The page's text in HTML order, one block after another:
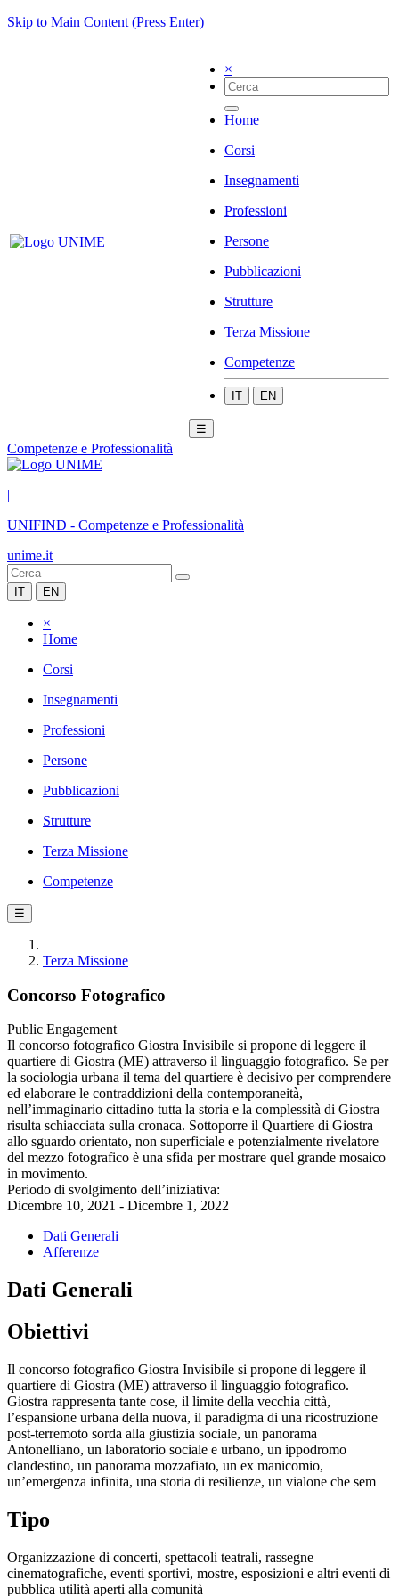
Skip to Main Content (Press Enter)
×
Home
Corsi
Insegnamenti
Professioni
Persone
Pubblicazioni
Strutture
Terza Missione
Competenze
IT EN
☰
Competenze e Professionalità
|
UNIFIND - Competenze e Professionalità
unime.it
IT EN
×
Home
Corsi
Insegnamenti
Professioni
Persone
Pubblicazioni
Strutture
Terza Missione
Competenze
☰
Terza Missione
Concorso Fotografico
Public Engagement
Il concorso fotografico Giostra Invisibile si propone di leggere il
quartiere di Giostra (ME) attraverso il linguaggio fotografico. Se per
la sociologia urbana il tema del quartiere è decisivo per comprendere
ed elaborare le contraddizioni della contemporaneità,
nell’immaginario cittadino tutta la storia e la complessità di Giostra
risulta schiacciata sulla cronaca. Sottoporre il Quartiere di Giostra
allo sguardo orientato, non superficiale e potenzialmente rivelatore
del mezzo fotografico è una sfida per mostrare quel grande mosaico
in movimento.
Periodo di svolgimento dell’iniziativa:
Dicembre 10, 2021 - Dicembre 1, 2022
Dati Generali
Afferenze
Dati Generali
Obiettivi
Il concorso fotografico Giostra Invisibile si propone di leggere il
quartiere di Giostra (ME) attraverso il linguaggio fotografico.
Giostra rappresenta tante cose, il limite della vecchia città,
l’espansione urbana della nuova, il paradigma di una ricostruzione
post-terremoto sorda alla giustizia sociale, un panorama
Antonelliano, un laboratorio sociale e urbano, un ippodromo
clandestino, un panorama mozzafiato, un ex manicomio,
un’emergenza infinita, una storia di resilienze, un vialone che sem
Tipo
Organizzazione di concerti, spettacoli teatrali, rassegne
cinematografiche, eventi sportivi, mostre, esposizioni e altri eventi di
pubblica utilità aperti alla comunità